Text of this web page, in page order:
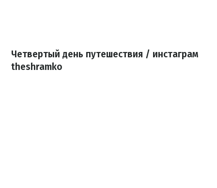
Четвертый день путешествия / инстаграм
theshramko